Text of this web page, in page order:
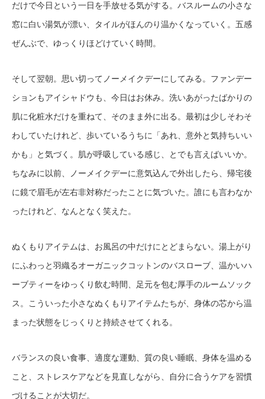
だけで今日という一日を手放せる気がする。バスルームの小さな
窓に白い湯気が漂い、タイルがほんのり温かくなっていく。五感
ぜんぶで、ゆっくりほどけていく時間。
そして翌朝。思い切ってノーメイクデーにしてみる。ファンデー
ションもアイシャドウも、今日はお休み。洗いあがったばかりの
肌に化粧水だけを重ねて、そのまま外に出る。最初は少しそわそ
わしていたけれど、歩いているうちに「あれ、意外と気持ちいい
かも」と気づく。肌が呼吸している感じ、とでも言えばいいか。
ちなみに以前、ノーメイクデーに意気込んで外出したら、帰宅後
に鏡で眉毛が左右非対称だったことに気づいた。誰にも言わなか
ったけれど、なんとなく笑えた。
ぬくもりアイテムは、お風呂の中だけにとどまらない。湯上がり
にふわっと羽織るオーガニックコットンのバスローブ、温かいハ
ーブティーをゆっくり飲む時間、足元を包む厚手のルームソック
ス。こういった小さなぬくもりアイテムたちが、身体の芯から温
まった状態をじっくりと持続させてくれる。
バランスの良い食事、適度な運動、質の良い睡眠、身体を温める
こと、ストレスケアなどを見直しながら、自分に合うケアを習慣
づけることが大切だ。